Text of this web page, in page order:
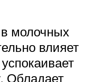
молочных
влияет
Обладает